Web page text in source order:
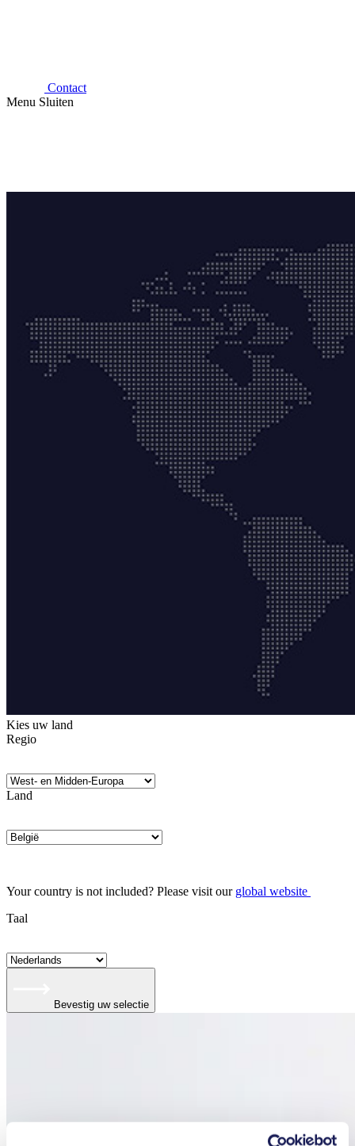
Contact
Menu Sluiten
Kies uw land
Regio
Land
Your country is not included? Please visit our global website
Taal
Bevestig uw selectie